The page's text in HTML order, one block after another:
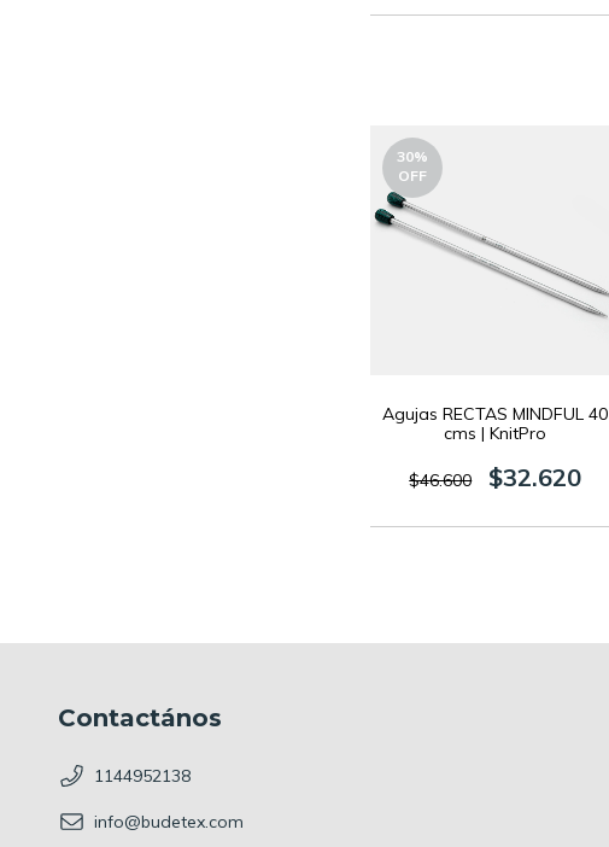
30%
OFF
Agujas RECTAS MINDFUL 40
cms | KnitPro
$46.600 $32.620
Contactános
1144952138
info@budetex.com